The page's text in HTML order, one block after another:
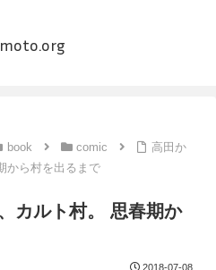
book comic
高田か
から村を出るまで
カルト村。 思春期か
2018-07-08